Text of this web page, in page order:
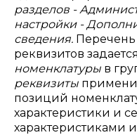
разделов -
настройки -
сведения.
реквизитов
номенклатуры в
реквизиты
позиций
характеристики и
характеристиками